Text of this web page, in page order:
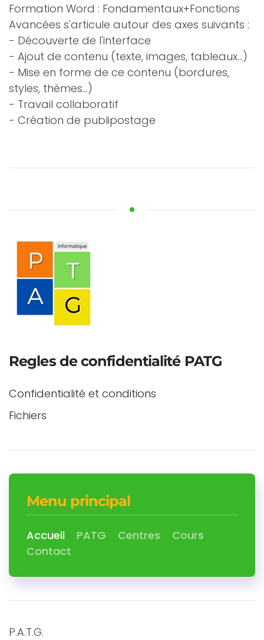
Formation Word : Fondamentaux+Fonctions
Avancées s'articule autour des axes suivants :
- Découverte de l'interface
- Ajout de contenu (texte, images, tableaux...)
- Mise en forme de ce contenu (bordures,
styles, thèmes...)
- Travail collaboratif
- Création de publipostage
Regles de confidentialité PATG
Confidentialité et conditions
Fichiers
Menu principal
Accueil PATG Centres
Cours
Contact
P.A.T.G.